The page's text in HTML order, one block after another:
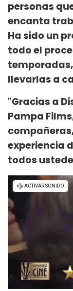
personas
encanta
Ha sido un
todo el
llevarlas a
"Gracias a
Pampa
experiencia
todos